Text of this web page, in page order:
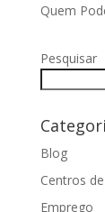
Quem
Pesquisar
Blog
Centros
Emprego